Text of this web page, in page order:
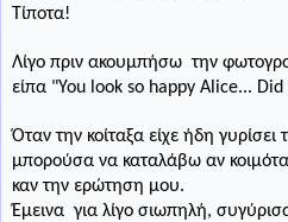
Τίποτα!
Λίγο πριν ακουμπήσω την
είπα "You look so happy Alice... Did
Όταν την κοίταξα είχε ήδη γυρίσει
μπορούσα να καταλάβω αν
καν την ερώτηση μου.
Έμεινα για λίγο σιωπηλή,